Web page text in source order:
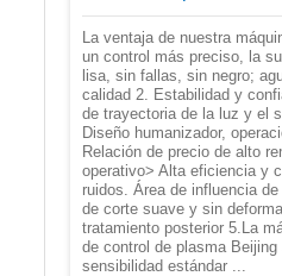
La ventaja de nuestra
un control más preciso, la
lisa, sin fallas, sin negro;
calidad 2. Estabilidad y
de trayectoria de la luz y el
Diseño humanizador,
Relación de precio de alto
operativo> Alta eficiencia y
ruidos. Área de influencia
de corte suave y sin
tratamiento posterior 5.La
de control de plasma
sensibilidad estándar ...